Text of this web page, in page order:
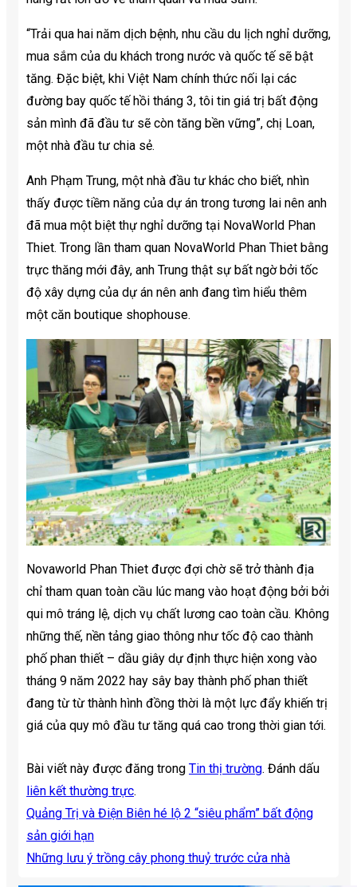
“Trải qua hai năm dịch bệnh, nhu cầu du lịch nghỉ dưỡng,
mua sắm của du khách trong nước và quốc tế sẽ bật
tăng. Đặc biệt, khi Việt Nam chính thức nối lại các
đường bay quốc tế hồi tháng 3, tôi tin giá trị bất động
sản mình đã đầu tư sẽ còn tăng bền vững”, chị Loan,
một nhà đầu tư chia sẻ.
Anh Phạm Trung, một nhà đầu tư khác cho biết, nhìn
thấy được tiềm năng của dự án trong tương lai nên anh
đã mua một biệt thự nghỉ dưỡng tại NovaWorld Phan
Thiet. Trong lần tham quan NovaWorld Phan Thiet bằng
trực thăng mới đây, anh Trung thật sự bất ngờ bởi tốc
độ xây dựng của dự án nên anh đang tìm hiểu thêm
một căn boutique shophouse.
Novaworld Phan Thiet được đợi chờ sẽ trở thành địa
chỉ tham quan toàn cầu lúc mang vào hoạt động bởi bởi
qui mô tráng lệ, dịch vụ chất lương cao toàn cầu. Không
những thế, nền tảng giao thông như tốc độ cao thành
phố phan thiết – dầu giây dự định thực hiện xong vào
tháng 9 năm 2022 hay sây bay thành phố phan thiết
đang từ từ thành hình đồng thời là một lực đẩy khiến trị
giá của quy mô đầu tư tăng quá cao trong thời gian tới.
Bài viết này được đăng trong Tin thị trường. Đánh dấu
liên kết thường trực.
Quảng Trị và Điện Biên hé lộ 2 “siêu phẩm” bất động
sản giới hạn
Những lưu ý trồng cây phong thuỷ trước cửa nhà